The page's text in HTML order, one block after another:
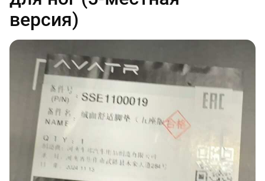
версия)